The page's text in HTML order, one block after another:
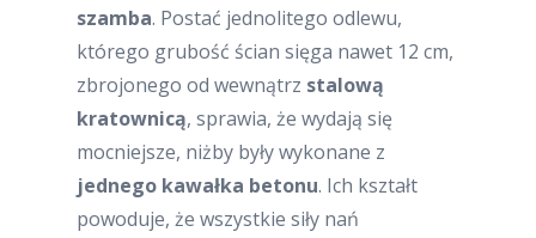
szamba. Postać jednolitego odlewu,
którego grubość ścian sięga nawet 12 cm,
zbrojonego od wewnątrz stalową
kratownicą, sprawia, że wydają się
mocniejsze, niżby były wykonane z
jednego kawałka betonu. Ich kształt
powoduje, że wszystkie siły nań